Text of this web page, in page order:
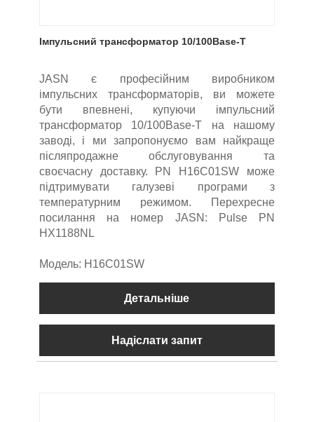
Імпульсний трансформатор 10/100Base-T
JASN є професійним виробником
імпульсних трансформаторів, ви можете
бути впевнені, купуючи імпульсний
трансформатор 10/100Base-T на нашому
заводі, і ми запропонуємо вам найкраще
післяпродажне обслуговування та
своєчасну доставку. PN H16C01SW може
підтримувати галузеві програми з
температурним режимом. Перехресне
посилання на номер JASN: Pulse PN
HX1188NL
Модель: H16C01SW
Детальніше
Надіслати запит